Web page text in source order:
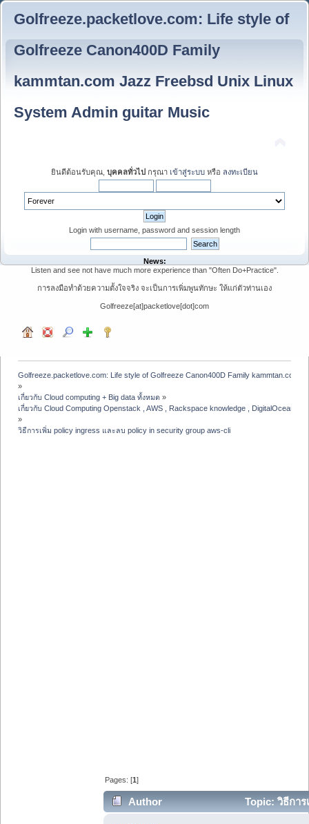
Golfreeze.packetlove.com: Life style of
Golfreeze Canon400D Family
kammtan.com Jazz Freebsd Unix Linux
System Admin guitar Music
ยินดีต้อนรับคุณ, บุคคลทั่วไป กรุณา เข้าสู่ระบบ หรือ ลงทะเบียน
Login with username, password and session length
News:
Listen and see not have much more experience than "Often Do+Practice".
การลงมือทำด้วยความตั้งใจจริง จะเป็นการเพิ่มพูนทักษะ ให้แก่ตัวท่านเอง
Golfreeze[at]packetlove[dot]com
Golfreeze.packetlove.com: Life style of Golfreeze Canon400D Family kammtan.com
»
เกี่ยวกับ Cloud computing + Big data ทั้งหมด »
เกี่ยวกับ Cloud Computing Openstack , AWS , Rackspace knowledge , DigitalOcean ,
»
วิธีการเพิ่ม policy ingress และลบ policy in security group aws-cli
Pages: [1]
Author
Topic: วิธีกา